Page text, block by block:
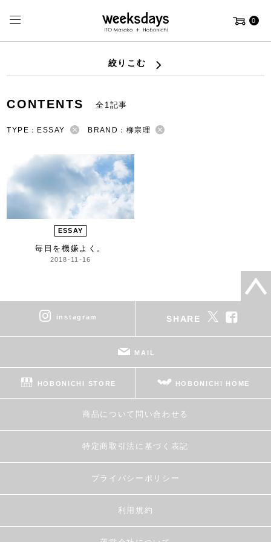
0
絞りこむ
CONTENTS 全1記事
TYPE：ESSAY BRAND：柳宗理
ESSAY
毎日を機嫌よく。
2018-11-16
instagram SHARE
MAIL
HOBONICHI STORE HOBONICHI HOME
商品について問い合わせる
特定商取引法に基づく表記
プライバシーポリシー
利用規約